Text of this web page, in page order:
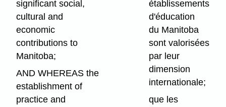
significant social,
cultural and
economic
contributions to
Manitoba;
AND WHEREAS the
establishment of
practice and
établissements
d'éducation
du Manitoba
sont valorisées
par leur
dimension
internationale;
que les